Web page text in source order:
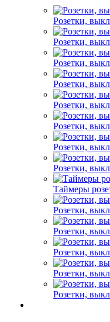
Розетки,
Розетки,
Розетки,
Розетки,
Розетки,
Розетки,
Розетки,
Розетки,
Таймеры
Розетки,
Розетки,
Розетки,
Розетки,
Розетки,